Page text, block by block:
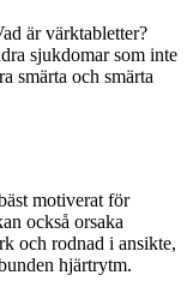
är värktabletter?
sjukdomar som inte
smärta och smärta
motiverat för
också orsaka
och rodnad i ansikte,
hjärtrytm.